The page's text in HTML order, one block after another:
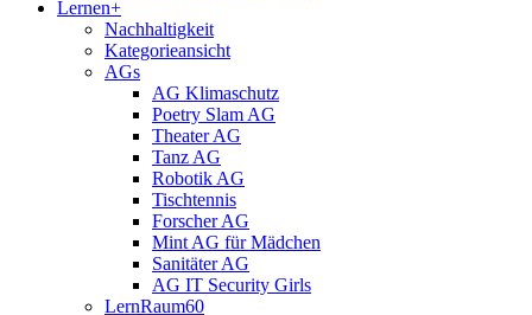
Lernen+
Nachhaltigkeit
Kategorieansicht
AGs
AG Klimaschutz
Poetry Slam AG
Theater AG
Tanz AG
Robotik AG
Tischtennis
Forscher AG
Mint AG für Mädchen
Sanitäter AG
AG IT Security Girls
LernRaum60